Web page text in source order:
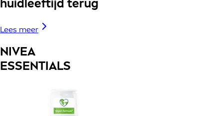
huidleeftijd terug
Lees meer
NIVEA
ESSENTIALS